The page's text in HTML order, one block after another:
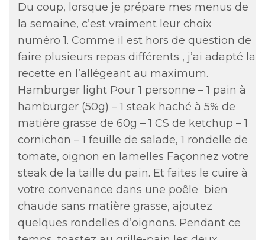
Du coup, lorsque je prépare mes menus de
la semaine, c’est vraiment leur choix
numéro 1. Comme il est hors de question de
faire plusieurs repas différents , j’ai adapté la
recette en l’allégeant au maximum.
Hamburger light Pour 1 personne – 1 pain à
hamburger (50g) – 1 steak haché à 5% de
matière grasse de 60g – 1 CS de ketchup – 1
cornichon – 1 feuille de salade, 1 rondelle de
tomate, oignon en lamelles Façonnez votre
steak de la taille du pain. Et faites le cuire à
votre convenance dans une poêle bien
chaude sans matière grasse, ajoutez
quelques rondelles d’oignons. Pendant ce